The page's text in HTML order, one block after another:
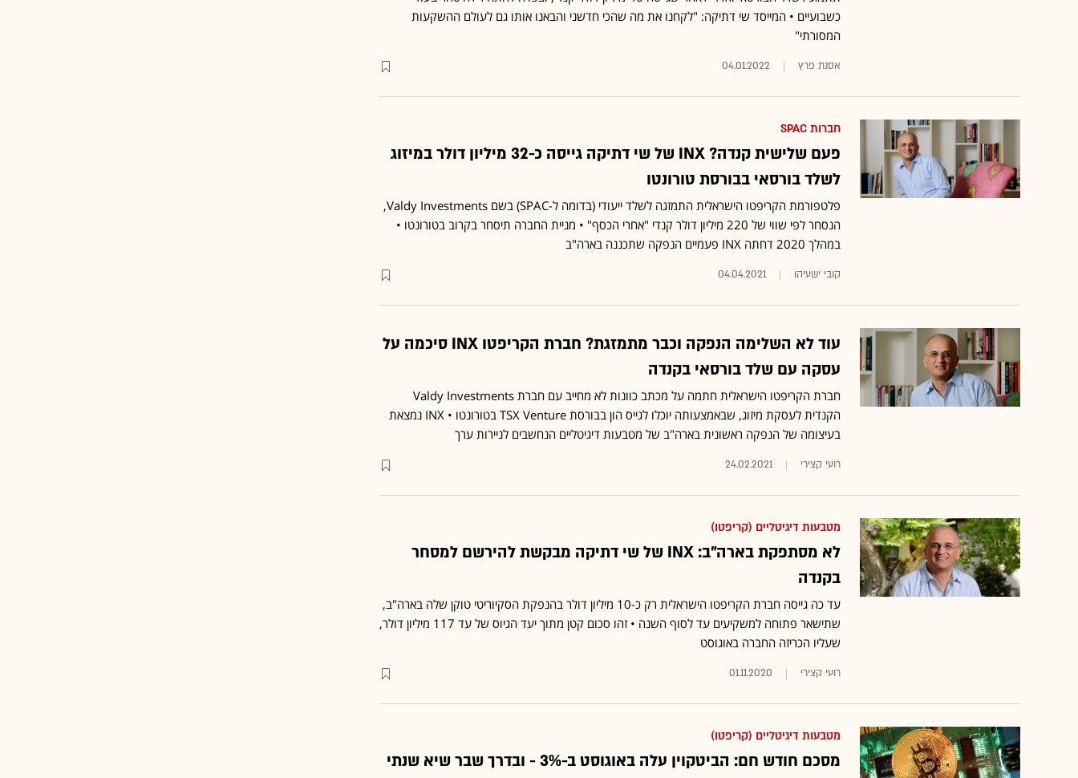
כשבועיים • המייסד שי דתיקה: "לקחנו את מה שהכי חדשני והבאנו אותו גם לעולם ההשקעות
המסורתי"
אסנת פרץ 04.01.2022
חברות SPAC
פעם שלישית קנדה? INX של שי דתיקה גייסה כ-32 מיליון דולר במיזוג
לשלד בורסאי בבורסת טורונטו
פלטפורמת הקריפטו הישראלית התמזגה לשלד ייעודי (בדומה ל-SPAC) בשם Valdy Investments,
הנסחר לפי שווי של 220 מיליון דולר קנדי "אחרי הכסף" • מניית החברה תיסחר בקרוב בטורונטו •
במהלך 2020 דחתה INX פעמיים הנפקה שתכננה בארה"ב
קובי ישעיהו 04.04.2021
עוד לא השלימה הנפקה וכבר מתמזגת? חברת הקריפטו INX סיכמה על
עסקה עם שלד בורסאי בקנדה
חברת הקריפטו הישראלית חתמה על מכתב כוונות לא מחייב עם חברת Valdy Investments
הקנדית לעסקת מיזוג, שבאמצעותה יוכלו לגייס הון בבורסת TSX Venture בטורונטו • INX נמצאת
בעיצומה של הנפקה ראשונית בארה"ב של מטבעות דיגיטליים הנחשבים לניירות ערך
רועי קצירי 24.02.2021
מטבעות דיגיטליים (קריפטו)
לא מסתפקת בארה"ב: INX של שי דתיקה מבקשת להירשם למסחר
בקנדה
עד כה גייסה חברת הקריפטו הישראלית רק כ-10 מיליון דולר בהנפקת הסקיוריטי טוקן שלה בארה"ב,
שתישאר פתוחה למשקיעים עד לסוף השנה • זהו סכום קטן מתוך יעד הגיוס של עד 117 מיליון דולר,
שעליו הכריזה החברה באוגוסט
רועי קצירי 01.11.2020
מטבעות דיגיטליים (קריפטו)
מסכם חודש חם: הביטקוין עלה באוגוסט ב-3% - ובדרך שבר שיא שנתי